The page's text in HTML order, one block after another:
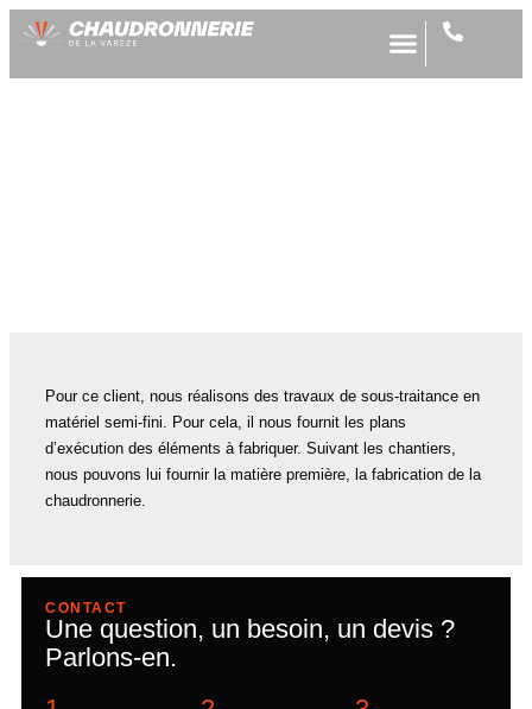
Pour ce client, nous réalisons des travaux de sous-traitance en
matériel semi-fini. Pour cela, il nous fournit les plans
d’exécution des éléments à fabriquer. Suivant les chantiers,
nous pouvons lui fournir la matière première, la fabrication de la
chaudronnerie.
CONTACT
Une question, un besoin, un devis ?
Parlons-en.